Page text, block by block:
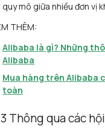
quy mô giữa nhiều đơn vị
THÊM:
Alibaba là gì? Những
Alibaba
Mua hàng trên Alibaba
toàn
Thông qua các